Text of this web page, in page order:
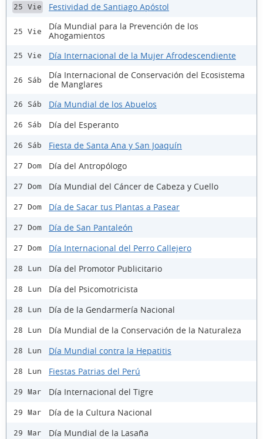
25 Vie Festividad de Santiago Apóstol
25 Vie
Día Mundial para la Prevención de los
Ahogamientos
25 Vie Día Internacional de la Mujer Afrodescendiente
26 Sáb
Día Internacional de Conservación del Ecosistema
de Manglares
26 Sáb Día Mundial de los Abuelos
26 Sáb Día del Esperanto
26 Sáb Fiesta de Santa Ana y San Joaquín
27 Dom Día del Antropólogo
27 Dom Día Mundial del Cáncer de Cabeza y Cuello
27 Dom Día de Sacar tus Plantas a Pasear
27 Dom Día de San Pantaleón
27 Dom Día Internacional del Perro Callejero
28 Lun Día del Promotor Publicitario
28 Lun Día del Psicomotricista
28 Lun Día de la Gendarmería Nacional
28 Lun Día Mundial de la Conservación de la Naturaleza
28 Lun Día Mundial contra la Hepatitis
28 Lun Fiestas Patrias del Perú
29 Mar Día Internacional del Tigre
29 Mar Día de la Cultura Nacional
29 Mar Día Mundial de la Lasaña